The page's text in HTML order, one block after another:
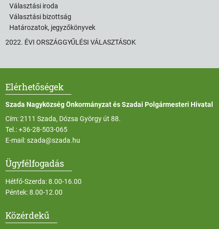
Választási iroda
Választási bizottság
Határozatok, jegyzőkönyvek
2022. ÉVI ORSZÁGGYŰLÉSI VÁLASZTÁSOK
Elérhetőségek
Szada Nagyközség Önkormányzat és Szadai Polgármesteri Hivatal
Cím: 2111 Szada, Dózsa György út 88.
Tel.:+36-28-503-065
E-mail:szada@szada.hu
Ügyfélfogadás
Hétfő-Szerda: 8.00-16.00
Péntek: 8.00-12.00
Közérdekű